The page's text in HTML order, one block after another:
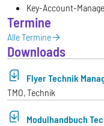
Key-Account-
Termine
Alle Termine
Downloads
Flyer Technik
TMO, Technik
Modulhandbuch